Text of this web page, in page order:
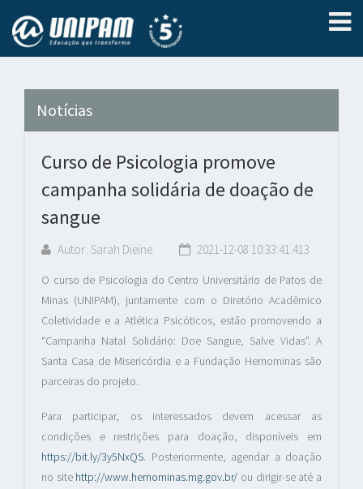
Notícias
Curso de Psicologia promove
campanha solidária de doação de
sangue
Autor: Sarah Dieine 2021-12-08 10:33:41.413
O curso de Psicologia do Centro Universitário de Patos de
Minas (UNIPAM), juntamente com o Diretório Acadêmico
Coletividade e a Atlética Psicóticos, estão promovendo a
“Campanha Natal Solidário: Doe Sangue, Salve Vidas”. A
Santa Casa de Misericórdia e a Fundação Hemominas são
parceiras do projeto.
Para participar, os interessados devem acessar as
condições e restrições para doação, disponíveis em
https://bit.ly/3y5NxQS. Posteriormente, agendar a doação
no site http://www.hemominas.mg.gov.br/ ou dirigir-se até a